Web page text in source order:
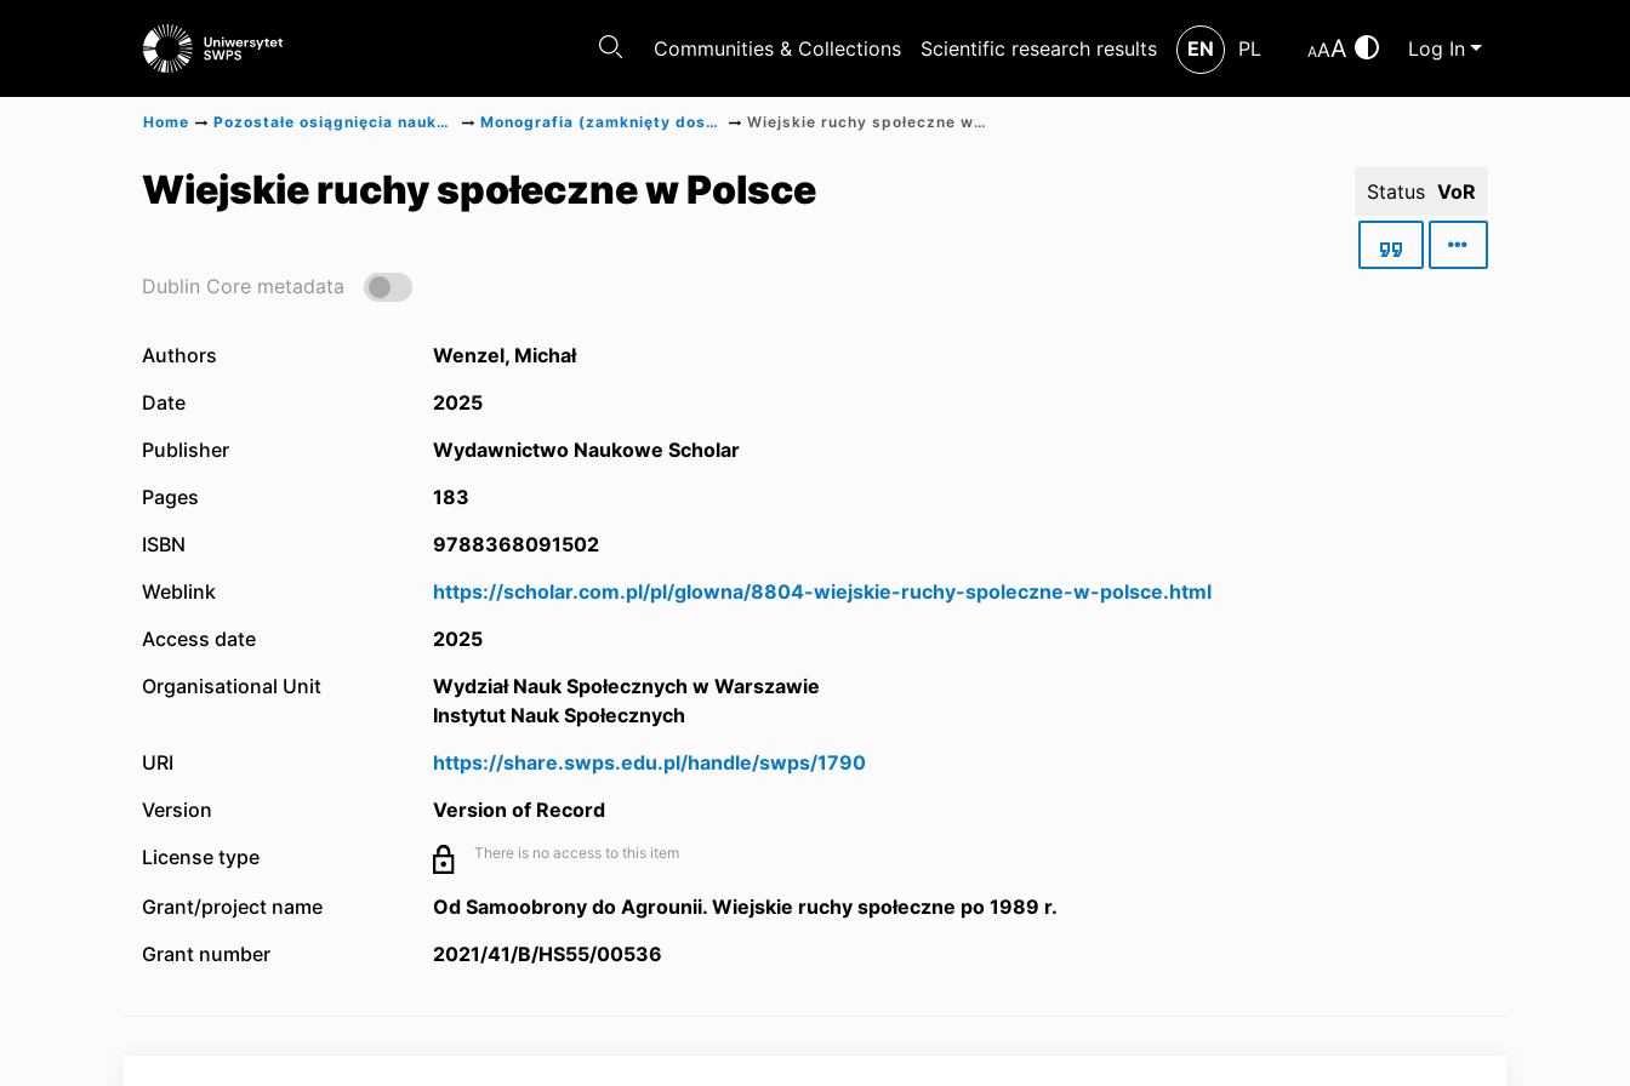
Communities & Collections Scientific research results EN PL AAA Log In
Home Pozostałe osiągnięcia naukowe Monografia (zamknięty dostęp) Wiejskie ruchy społeczne w Polsce
Wiejskie ruchy społeczne w Polsce Status VoR
Dublin Core metadata
Authors
Wenzel, Michał
Date
2025
Publisher
Wydawnictwo Naukowe Scholar
Pages
183
ISBN
9788368091502
Weblink
https://scholar.com.pl/pl/glowna/8804-wiejskie-ruchy-spoleczne-w-polsce.html
Access date
2025
Organisational Unit
Wydział Nauk Społecznych w Warszawie
Instytut Nauk Społecznych
URI
https://share.swps.edu.pl/handle/swps/1790
Version
Version of Record
License type
There is no access to this item
Grant/project name
Od Samoobrony do Agrounii. Wiejskie ruchy społeczne po 1989 r.
Grant number
2021/41/B/HS55/00536